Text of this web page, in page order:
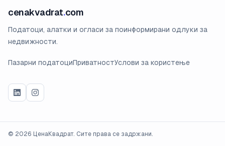
cenakvadrat.com
Податоци, алатки и огласи за поинформирани одлуки за
недвижности.
Пазарни податоциПриватностУслови за користење
© 2026 ЦенаКвадрат. Сите права се задржани.